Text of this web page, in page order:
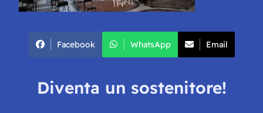
Facebook WhatsApp Email
Diventa un sostenitore!